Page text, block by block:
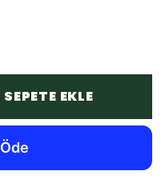
SEPETE EKLE